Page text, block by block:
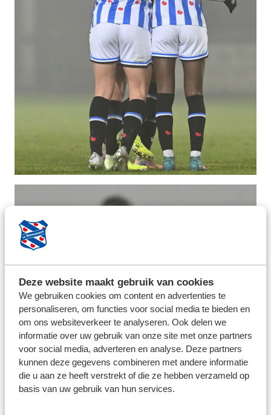
Deze website maakt gebruik van cookies
We gebruiken cookies om content en advertenties te
personaliseren, om functies voor social media te bieden en
om ons websiteverkeer te analyseren. Ook delen we
informatie over uw gebruik van onze site met onze partners
voor social media, adverteren en analyse. Deze partners
kunnen deze gegevens combineren met andere informatie
die u aan ze heeft verstrekt of die ze hebben verzameld op
basis van uw gebruik van hun services.